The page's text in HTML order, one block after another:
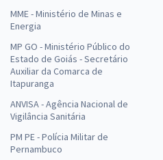
MME - Ministério de Minas e
Energia
MP GO - Ministério Público do
Estado de Goiás - Secretário
Auxiliar da Comarca de
Itapuranga
ANVISA - Agência Nacional de
Vigilância Sanitária
PM PE - Polícia Militar de
Pernambuco